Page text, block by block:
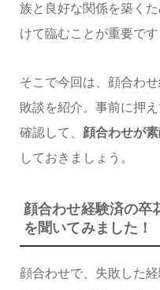
族と良好な関係を築く
けて臨むことが重要です
そこで今回は、顔合わ
敗談を紹介。事前に押
確認して、 顔合わせが
しておきましょう。
顔合わせ経験済の卒
を聞いてみました！
顔合わせで、失敗した